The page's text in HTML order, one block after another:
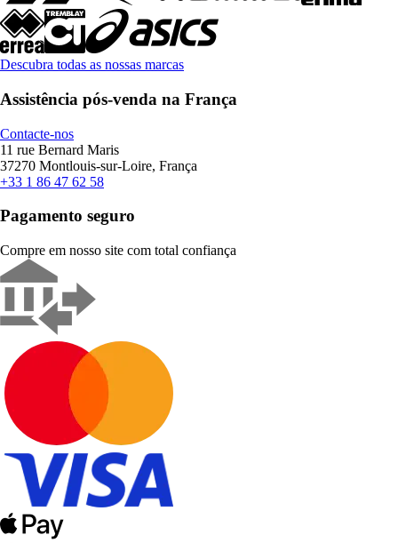
Descubra todas as nossas marcas
Assistência pós-venda na França
Contacte-nos
11 rue Bernard Maris
37270 Montlouis-sur-Loire, França
+33 1 86 47 62 58
Pagamento seguro
Compre em nosso site com total confiança